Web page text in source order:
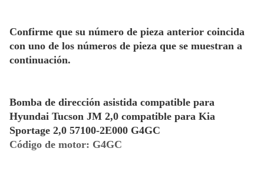
Confirme que su número de pieza anterior coincida
con uno de los números de pieza que se muestran a
continuación.
Bomba de dirección asistida compatible para
Hyundai Tucson JM 2,0 compatible para Kia
Sportage 2,0 57100-2E000 G4GC
Código de motor: G4GC